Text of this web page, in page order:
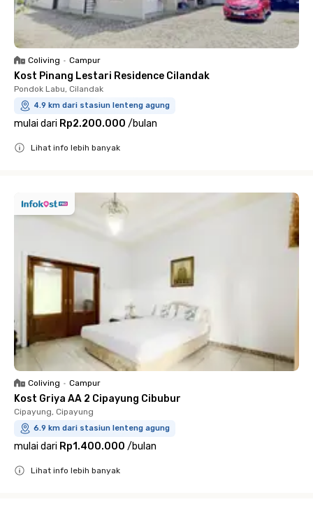
Coliving • Campur
Kost Pinang Lestari Residence Cilandak
Pondok Labu, Cilandak
4.9 km dari stasiun lenteng agung
mulai dari Rp2.200.000 /bulan
Lihat info lebih banyak
Coliving • Campur
Kost Griya AA 2 Cipayung Cibubur
Cipayung, Cipayung
6.9 km dari stasiun lenteng agung
mulai dari Rp1.400.000 /bulan
Lihat info lebih banyak